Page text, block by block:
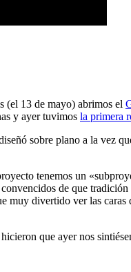
(el 13 de mayo) abrimos el
y ayer tuvimos la primera
sobre plano a la vez
tenemos un
de que
divertido ver las
que ayer nos